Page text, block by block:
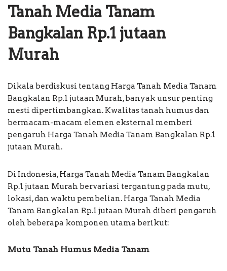
Tanah Media Tanam
Bangkalan Rp.1 jutaan
Murah
Dikala berdiskusi tentang Harga Tanah Media Tanam
Bangkalan Rp.1 jutaan Murah, banyak unsur penting
mesti dipertimbangkan. Kwalitas tanah humus dan
bermacam-macam elemen eksternal memberi
pengaruh Harga Tanah Media Tanam Bangkalan Rp.1
jutaan Murah.
Di Indonesia, Harga Tanah Media Tanam Bangkalan
Rp.1 jutaan Murah bervariasi tergantung pada mutu,
lokasi, dan waktu pembelian. Harga Tanah Media
Tanam Bangkalan Rp.1 jutaan Murah diberi pengaruh
oleh beberapa komponen utama berikut:
Mutu Tanah Humus Media Tanam